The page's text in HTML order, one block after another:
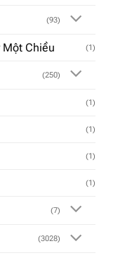
(93)
Một Chiều (1)
(250)
(1)
(1)
(1)
(1)
(7)
(3028)